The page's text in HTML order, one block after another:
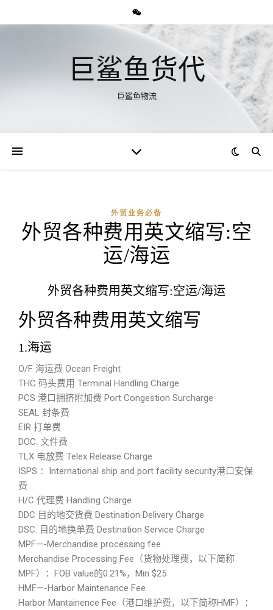
巨鲨鱼货代
巨鲨鱼物流
外贸业务必备
外贸各种费用英文缩写:空
运/海运
外贸各种费用英文缩写:空运/海运
外贸各种费用英文缩写
1.海运
O/F 海运费 Ocean Freight
THC 码头费用 Terminal Handling Charge
PCS 港口拥挤附加费 Port Congestion Surcharge
SEAL 封条费
EIR 打单费
DOC. 文件费
TLX 电放费 Telex Release Charge
ISPS ：International ship and port facility security港口安保
费
H/C 代理费 Handling Charge
DDC 目的地交货费 Destination Delivery Charge
DSC: 目的地换单费 Destination Service Charge
MPF—-Merchandise processing fee
Merchandise Processing Fee（货物处理费，以下简称
MPF）：FOB value的0.21%，Min $25
HMF—-Harbor Maintenance Fee
Harbor Mantainence Fee（港口维护费，以下简称HMF）：